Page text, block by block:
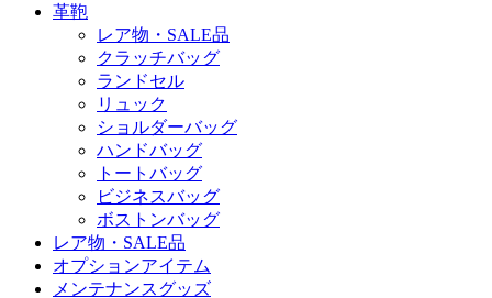
革鞄
レア物・SALE品
クラッチバッグ
ランドセル
リュック
ショルダーバッグ
ハンドバッグ
トートバッグ
ビジネスバッグ
ボストンバッグ
レア物・SALE品
オプションアイテム
メンテナンスグッズ